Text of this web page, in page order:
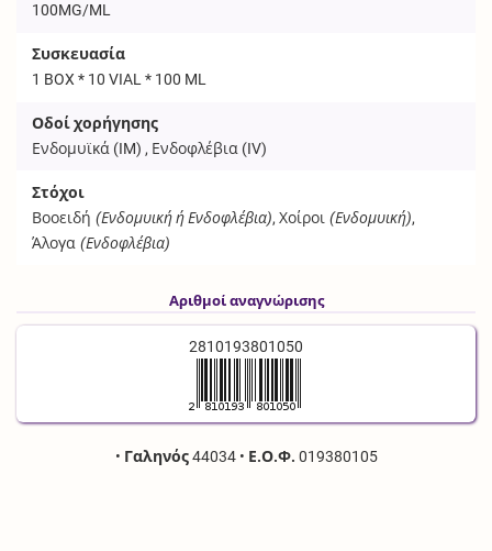
100MG/ML
Συσκευασία
1 BOX * 10 VIAL * 100 ML
Οδοί χορήγησης
Ενδομυϊκά (IM) , Ενδοφλέβια (IV)
Στόχοι
Βοοειδή (Ενδομυική ή Ενδοφλέβια), Χοίροι (Ενδομυική),
Άλογα (Ενδοφλέβια)
Αριθμοί αναγνώρισης
2810193801050
• Γαληνός44034 • Ε.Ο.Φ. 019380105